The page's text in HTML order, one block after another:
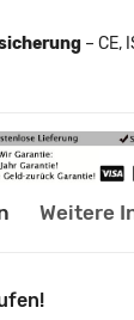
– CE,
Weitere